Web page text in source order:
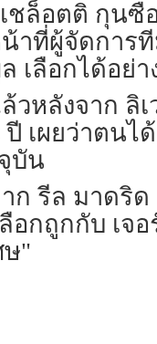
ชล็อตติ กุนซื
าที่ผู้จัดการ
เลือกได้อย่
วหลังจาก ลิ
ปี เผยว่าตน
บัน
ก รีล มาดริ
อกถูกกับ เจ
ษ"